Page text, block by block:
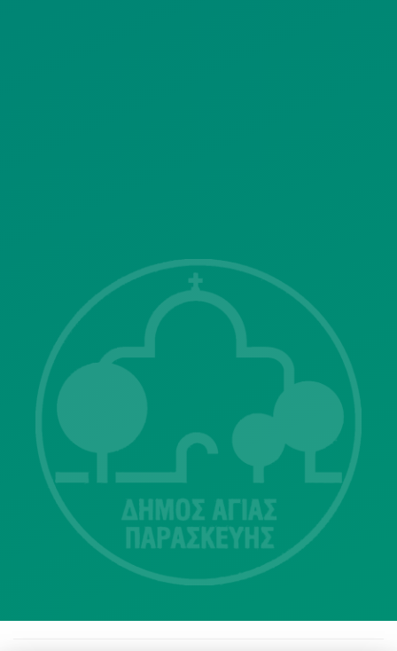
Λ. Μεσογείων 415-417 Τ.Κ.15343
Αγία Παρασκευή
213 2004500
dimos@agiaparaskevi.gr